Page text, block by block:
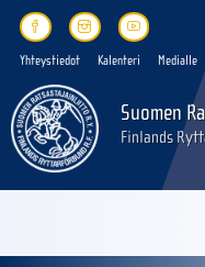
Yhteystiedot Kalenteri Medialle
Suomen
Finlands